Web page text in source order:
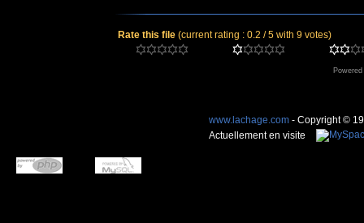
Rate this file (current rating : 0.2 / 5 with 9 votes)
www.lachage.com - Copyright ©
Actuellement en visite